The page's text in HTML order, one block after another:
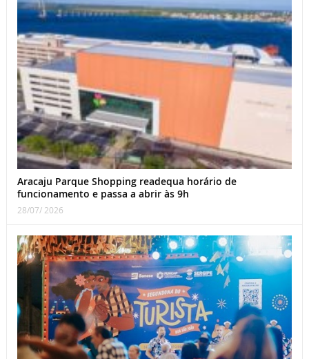
Aracaju Parque Shopping readequa horário de
funcionamento e passa a abrir às 9h
28/07/ 2026